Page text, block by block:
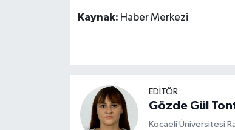
Kaynak: Haber Merkezi
EDİTÖR
Gözde Gül
Kocaeli Üniversitesi